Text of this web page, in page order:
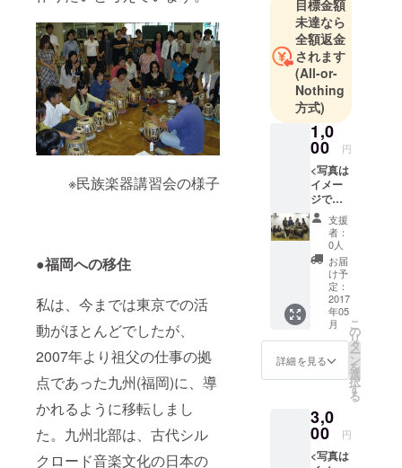
※民族楽器講習会の様子
●福岡への移住
私は、今までは東京での活
動がほとんどでしたが、
2007年より祖父の仕事の拠
点であった九州(福岡)に、導
かれるように移転しまし
た。九州北部は、古代シル
クロード音楽文化の日本の
1972年中学
生の頃に
N.H.K.F.M.の
民族音楽の
番組で民族
音楽と出会
い、中学卒
業記念演劇
祭での自作
民族楽器演
奏を初演。
高校入学直
前にインド
弦楽器シ
タールを入
手し、プロ
ダクション
に所属し
「日本初の
プロの民族
家」とな
る。1978年
には日本初
目標金額
未達なら
全額返金
されます
(All-or-
Nothing
方式)
1,0
00 円
<写真は
イメー
ジです>
●スタジ
オ入口
のネー
ムプ
レート:
スタジ
オ入口
にネー
ムプ
レート
を掲げ
ます。
にはご
支援い
ただい
た方々
支援
者：
0人
お届
け予
定：
2017
年05
月
詳細を見る
こ
の
リ
タ
ー
ン
を
選
択
す
る
3,0
00 円
<写真は